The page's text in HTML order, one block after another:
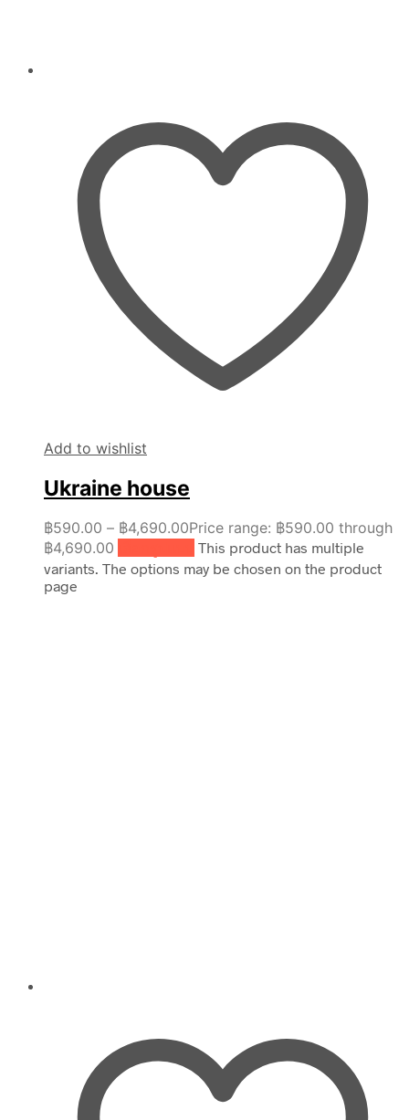
Add to wishlist
Ukraine house
฿590.00 – ฿4,690.00Price range: ฿590.00 through
฿4,690.00
This product has multiple
variants. The options may be chosen on the product
page